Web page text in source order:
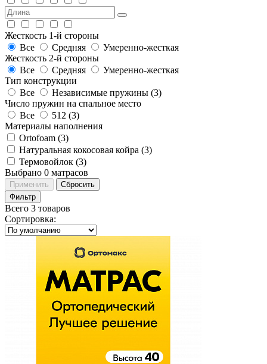
Жесткость 1-й стороны
Все
Средняя
Умеренно-жесткая
Жесткость 2-й стороны
Все
Средняя
Умеренно-жесткая
Тип конструкции
Все
Независимые пружины (3)
Число пружин на спальное место
Все
512 (3)
Материалы наполнения
Ortofoam (3)
Натуральная кокосовая койра (3)
Термовойлок (3)
Выбрано 0 матрасов
Применить
Сбросить
Фильтр
Всего 3 товаров
Сортировка: